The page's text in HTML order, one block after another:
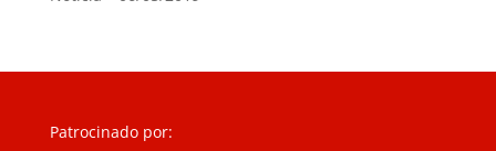
Patrocinado por: